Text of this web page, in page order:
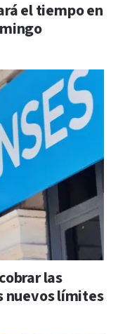
el tiempo en
las
nuevos límites